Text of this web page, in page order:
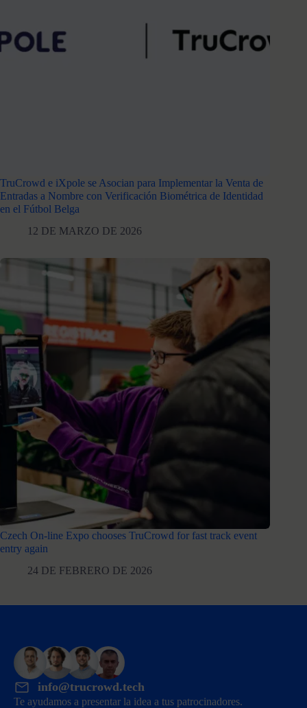
TruCrowd e iXpole se Asocian para Implementar la Venta de
Entradas a Nombre con Verificación Biométrica de Identidad
en el Fútbol Belga
12 DE MARZO DE 2026
Czech On-line Expo chooses TruCrowd for fast track event
entry again
24 DE FEBRERO DE 2026
info@trucrowd.tech
Te ayudamos a presentar la idea a tus patrocinadores.